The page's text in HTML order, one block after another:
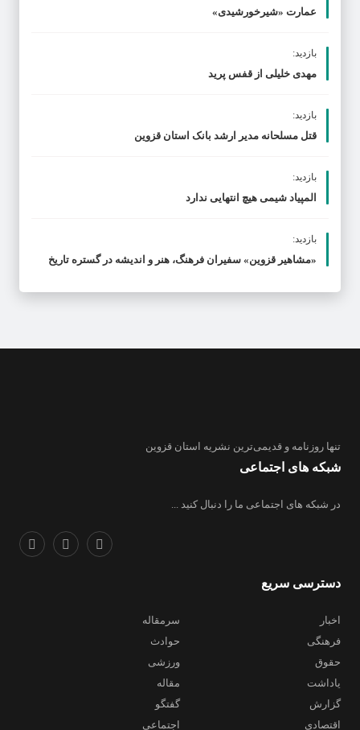
عمارت «شیرخورشیدی»
بازدید:
مهدی خلیلی از قفس پرید
بازدید:
قتل مسلحانه مدیر ارشد بانک استان قزوین
بازدید:
المپیاد شیمی هیچ انتهایی ندارد
بازدید:
«مشاهیر قزوین» سفیران فرهنگ، هنر و اندیشه در گستره تاریخ
تنها روزنامه و قدیمی‌ترین نشریه استان قزوین
شبکه های اجتماعی
در شبکه های اجتماعی ما را دنبال کنید ...
دسترسی سریع
اخبار
سرمقاله
فرهنگی
حوادث
حقوق
ورزشی
یاداشت
مقاله
گزارش
گفتگو
اقتصادی
اجتماعی